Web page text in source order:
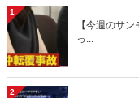
1
【今週のサ
っ...
2